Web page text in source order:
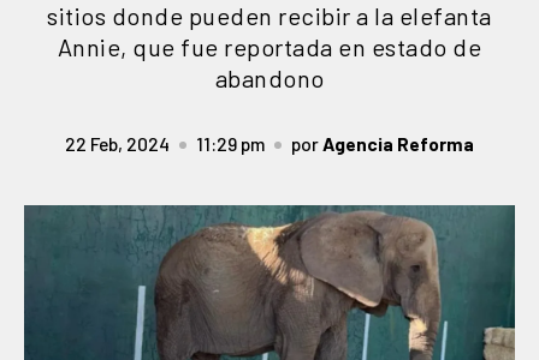
sitios donde pueden recibir a la elefanta
Annie, que fue reportada en estado de
abandono
22 Feb, 2024 11:29 pm porAgencia Reforma